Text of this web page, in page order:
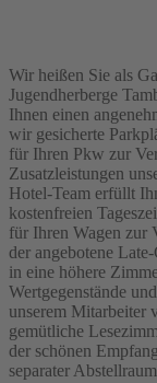
Wir heißen Sie als
Jugendherberge
Ihnen einen
wir gesicherte
für Ihren Pkw zur
Zusatzleistungen
Hotel-Team erfüllt
kostenfreien
für Ihren Wagen zur
der angebotene
in eine höhere
Wertgegenstände
unserem Mitarbeiter
gemütliche
der schönen
separater